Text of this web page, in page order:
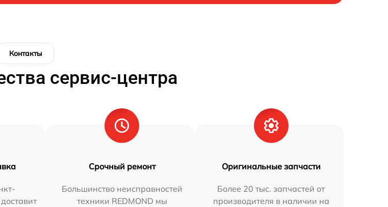
Контакты
сервис-центра
Срочный ремонт
Большинство неисправностей
техники REDMOND мы
Оригинальные запчасти
Более 20 тыс. запчастей от
производителя в наличии на